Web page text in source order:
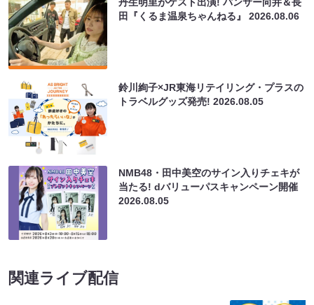
田『くるま温泉ちゃんねる』2026.08.06
鈴川絢子×JR東海リテイリング・プラスの
トラベルグッズ発売!2026.08.05
NMB48・田中美空のサイン入りチェキが
当たる! dバリューパスキャンペーン開催
2026.08.05
関連ライブ配信